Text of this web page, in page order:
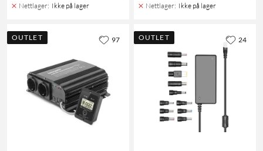
Nettlager: Ikke på lager Nettlager: Ikke på lager
OUTLET 97 OUTLET 24